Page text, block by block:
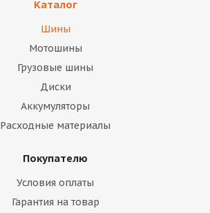
Каталог
Шины
Мотошины
Грузовые шины
Диски
Аккумуляторы
Расходные материалы
Покупателю
Условия оплаты
Гарантия на товар